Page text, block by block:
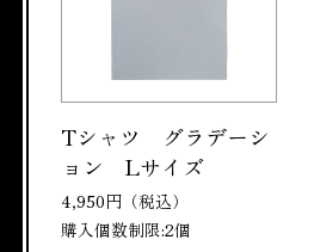
Tシャツ グラデーシ
ョン Lサイズ
4,950円（税込）
購入個数制限:2個